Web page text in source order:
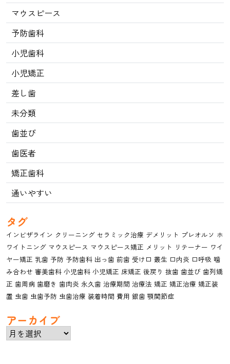
マウスピース
予防歯科
小児歯科
小児矯正
差し歯
未分類
歯並び
歯医者
矯正歯科
通いやすい
タグ
インビザライン クリーニング セラミック治療 デメリット プレオルソ ホ
ワイトニング マウスピース マウスピース矯正 メリット リテーナー ワイ
ヤー矯正 乳歯 予防 予防歯科 出っ歯 前歯 受け口 叢生 口内炎 口呼吸 噛
み合わせ 審美歯科 小児歯科 小児矯正 床矯正 後戻り 抜歯 歯並び 歯列矯
正 歯周病 歯磨き 歯肉炎 永久歯 治療期間 治療法 矯正 矯正治療 矯正装
置 虫歯 虫歯予防 虫歯治療 装着時間 費用 銀歯 顎関節症
アーカイブ
ア
ー